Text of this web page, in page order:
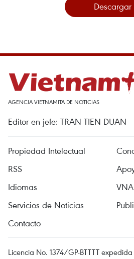
Descargar
AGENCIA VIETNAMITA DE NOTICIAS
Editor en jefe: TRAN TIEN DUAN
Propiedad Intelectual
RSS
Idiomas
VNA
Servicios de Noticias
Contacto
Licencia No. 1374/GP-BTTTT